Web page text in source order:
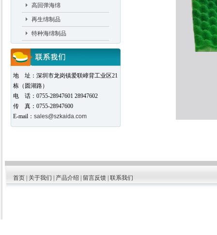
高回弹海绵
再生绵制品
特种海绵制品
地 址：深圳市龙岗镇爱联嶂背工业区21
栋（圆湖路）
电 话：0755-28947601 28947602
传 真：0755-28947600
E-mail： sales@szkaida.com
首页| 关于我们 产品介绍 留言反馈| 联系我们